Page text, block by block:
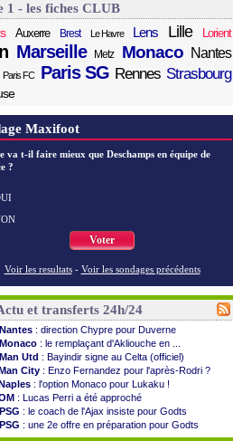
1 - les fiches CLUB
Auxerre Brest Le Havre Lens Lille Lorient
Marseille Metz Monaco Nantes
Paris FC Paris SG Rennes Strasbourg
Maxifoot
va t-il faire mieux que Deschamps en équipe de
?
Voter
Voir les resultats - Voir les sondages précédents
et transferts 24h/24
Nantes : direction Chypre pour Duverne
Monaco : le remplaçant d'Akliouche en ...
Man Utd : Bayindir signe au Celta (officiel)
City : Enzo Fernandez pour l'après-Rodri ?
: l'option Monaco pour Lukaku !
: Lucas Perri a été approché
PSG : le coach de l'Ajax insiste pour Godts
PSG : une 2e offre en préparation pour Godts
Francfort: Dina Ebimbe signe à Schalke (off.)